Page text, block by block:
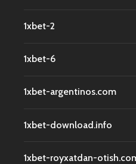
1xbet-2
1xbet-6
1xbet-argentinos.com
1xbet-download.info
1xbet-royxatdan-